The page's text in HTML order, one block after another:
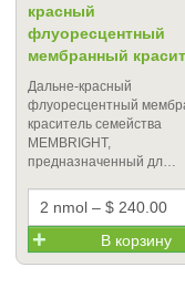
красный
флуоресцентный
мембранный
Дальне-красный
флуоресцентный
краситель семейства
MEMBRIGHT,
предназначенный дл…
В корзину